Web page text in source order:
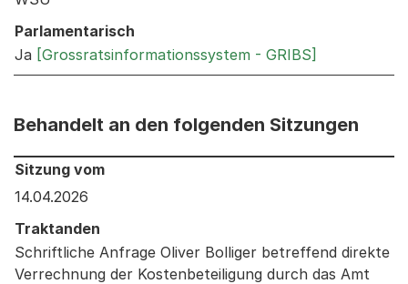
Parlamentarisch
Ja [Grossratsinformationssystem - GRIBS]
Behandelt an den folgenden Sitzungen
Behandelt an den folgenden Sitzungen: Informationen
Sitzung vom
14.04.2026
Traktanden
Schriftliche Anfrage Oliver Bolliger betreffend direkte
Verrechnung der Kostenbeteiligung durch das Amt